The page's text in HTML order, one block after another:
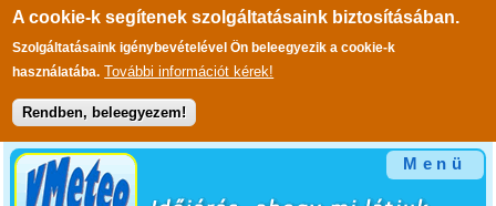
A cookie-k segítenek szolgáltatásaink biztosításában.
Szolgáltatásaink igénybevételével Ön beleegyezik a cookie-k
használatába. További információt kérek!
Rendben, beleegyezem!
Ugrás a tartalomra
Menü